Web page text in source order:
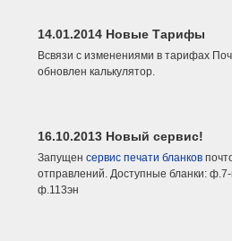
14.01.2014 Новые Тарифы
Всвязи с изменениями в тарифах
обновлен калькулятор.
16.10.2013 Новый сервис!
Запущен сервис печати бланков
отправлений. Доступные бланки:
ф.113эн